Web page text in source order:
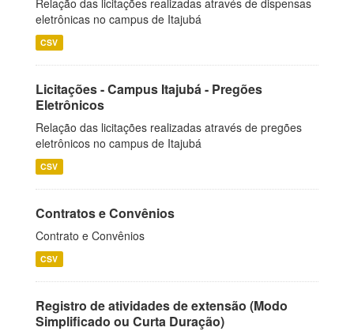
Relação das licitações realizadas através de dispensas
eletrônicas no campus de Itajubá
CSV
Licitações - Campus Itajubá - Pregões
Eletrônicos
Relação das licitações realizadas através de pregões
eletrônicos no campus de Itajubá
CSV
Contratos e Convênios
Contrato e Convênios
CSV
Registro de atividades de extensão (Modo
Simplificado ou Curta Duração)